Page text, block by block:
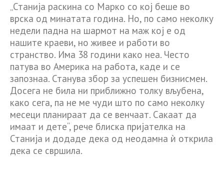
„Станија раскина со Марко со кој беше во
врска од минатата година. Но, по само неколку
недели падна на шармот на маж кој е од
нашите краеви, но живее и работи во
странство. Има 38 години како неа. Често
патува во Америка на работа, каде и се
запознаа. Станува збор за успешен бизнисмен.
Досега не била ни приближно толку вљубена,
како сега, па не ме чуди што по само неколку
месеци планираат да се венчаат. Сакаат да
имаат и дете“, рече блиска пријателка на
Станија и додаде дека од неодамна ѝ открила
дека се свршила.